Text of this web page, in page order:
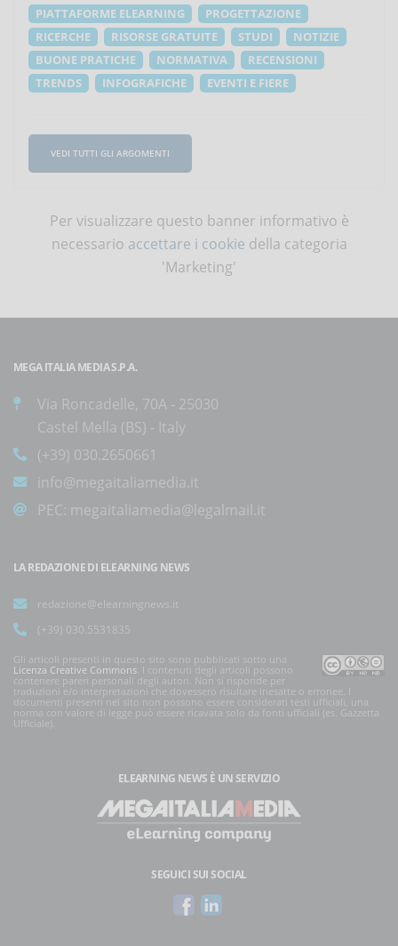
PIATTAFORME ELEARNING
PROGETTAZIONE
RICERCHE
RISORSE GRATUITE STUDI
NOTIZIE
BUONE PRATICHE
NORMATIVA
RECENSIONI
TRENDS
INFOGRAFICHE EVENTI E FIERE
VEDI TUTTI GLI ARGOMENTI
Per visualizzare questo banner informativo è
necessario accettare i cookie della categoria
'Marketing'
MEGA ITALIA MEDIA S.P.A.
Via Roncadelle, 70A - 25030
Castel Mella (BS) - Italy
(+39) 030.2650661
info@megaitaliamedia.it
PEC: megaitaliamedia@legalmail.it
LA REDAZIONE DI ELEARNING NEWS
redazione@elearningnews.it
(+39) 030.5531835
Gli articoli presenti in questo sito sono pubblicati sotto una
Licenza Creative Commons . I contenuti degli articoli possono
contenere pareri personali degli autori. Non si risponde per
traduzioni e/o interpretazioni che dovessero risultare inesatte o erronee. I
documenti presenti nel sito non possono essere considerati testi ufficiali, una
norma con valore di legge può essere ricavata solo da fonti ufficiali (es. Gazzetta
Ufficiale).
ELEARNING NEWS È UN SERVIZIO
SEGUICI SUI SOCIAL